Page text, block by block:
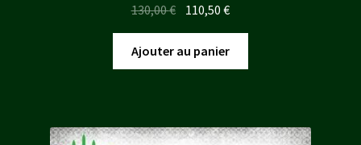
130,00€ Le
prix
initial
était :
110,50€Le
prix
actuel
est :
Ajouter au panier